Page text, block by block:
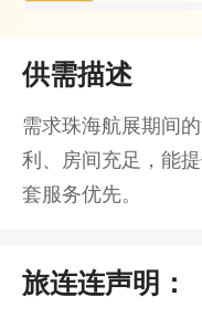
供需描述
需求珠海航展期间
利、房间充足，能
套服务优先。
旅连连声明：